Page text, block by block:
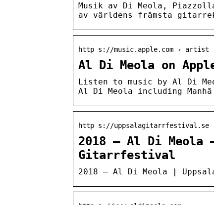
Musik av Di Meola,
av världens främsta
http s://music.apple.com › artist
‎Al Di Meola on
Listen to music by Al Di
Al Di Meola including Manhã
http s://uppsalagitarrfestival.se
2018 – Al Di
Gitarrfestival
2018 – Al Di Meola |